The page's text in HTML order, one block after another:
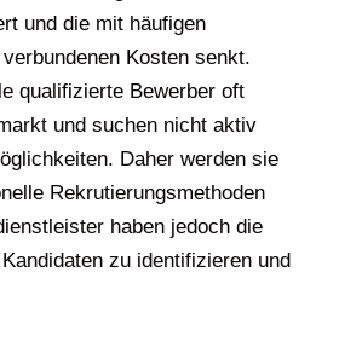
und die mit häufigen
Kosten senkt.
qualifizierte Bewerber oft
und suchen nicht aktiv
Daher werden sie
Rekrutierungsmethoden
haben jedoch die
zu identifizieren und